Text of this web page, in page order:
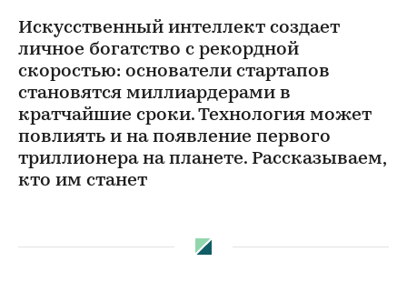
Искусственный интеллект создает
личное богатство с рекордной
скоростью: основатели стартапов
становятся миллиардерами в
кратчайшие сроки. Технология может
повлиять и на появление первого
триллионера на планете. Рассказываем,
кто им станет